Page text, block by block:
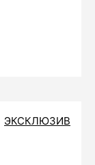
ЭКСКЛЮЗИВ